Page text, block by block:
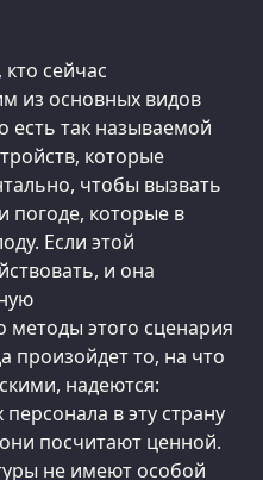
кто сейчас
из основных видов
есть так называемой
которые
чтобы вызвать
погоде, которые в
Если этой
и она
методы этого сценария
произойдет то, на что
надеются:
в эту страну
посчитают ценной.
не имеют особой